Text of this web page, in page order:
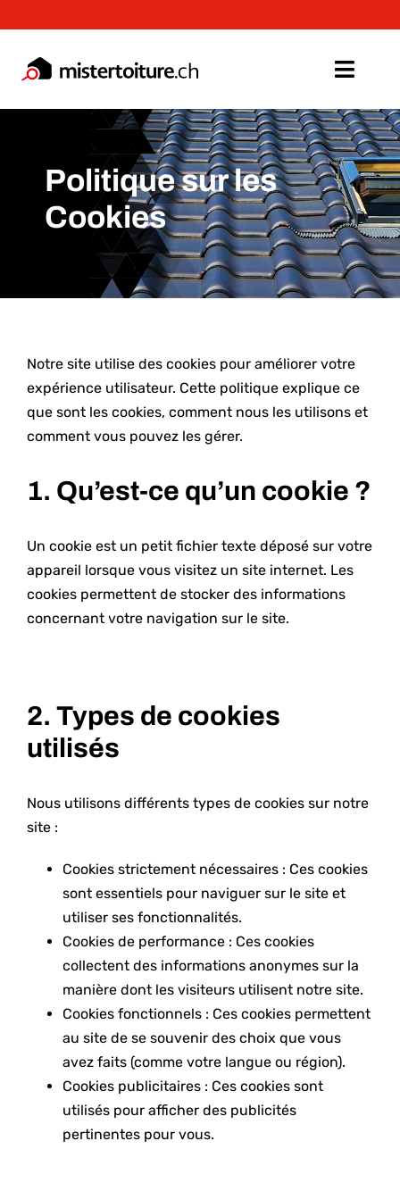
au
contenu
Toiture
Façade
Menuiseries
Isolation
Devis Gratuit >
Rechercher:
Politique sur les
Cookies
Notre site utilise des cookies pour améliorer votre
expérience utilisateur. Cette politique explique ce
que sont les cookies, comment nous les utilisons et
comment vous pouvez les gérer.
1. Qu’est-ce qu’un cookie ?
Un cookie est un petit fichier texte déposé sur votre
appareil lorsque vous visitez un site internet. Les
cookies permettent de stocker des informations
concernant votre navigation sur le site.
2. Types de cookies
utilisés
Nous utilisons différents types de cookies sur notre
site :
Cookies strictement nécessaires : Ces cookies
sont essentiels pour naviguer sur le site et
utiliser ses fonctionnalités.
Cookies de performance : Ces cookies
collectent des informations anonymes sur la
manière dont les visiteurs utilisent notre site.
Cookies fonctionnels : Ces cookies permettent
au site de se souvenir des choix que vous
avez faits (comme votre langue ou région).
Cookies publicitaires : Ces cookies sont
utilisés pour afficher des publicités
pertinentes pour vous.